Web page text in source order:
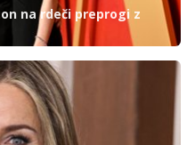
na rdeči preprogi z